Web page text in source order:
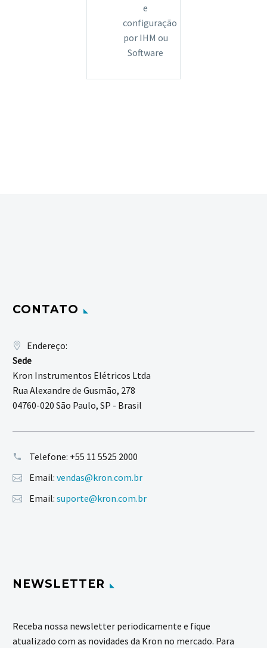
e
configuração
por IHM ou
Software
CONTATO
Endereço:
Sede
Kron Instrumentos Elétricos Ltda
Rua Alexandre de Gusmão, 278
04760-020 São Paulo, SP - Brasil
Telefone: +55 11 5525 2000
Email: vendas@kron.com.br
Email: suporte@kron.com.br
NEWSLETTER
Receba nossa newsletter periodicamente e fique
atualizado com as novidades da Kron no mercado. Para